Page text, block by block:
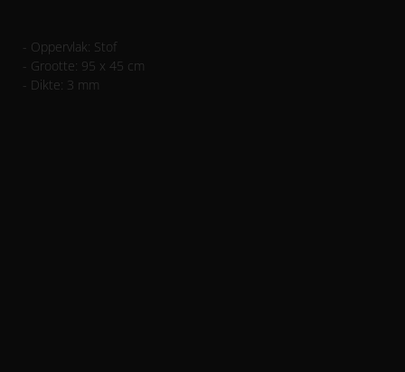
- Oppervlak: Stof
- Grootte: 95 x 45 cm
- Dikte: 3 mm